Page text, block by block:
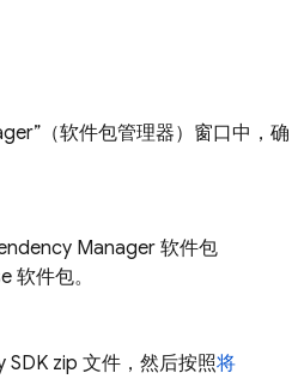
（软件包管理器）窗口中，确
Manager 软件包
软件包。
zip 文件，然后按照将